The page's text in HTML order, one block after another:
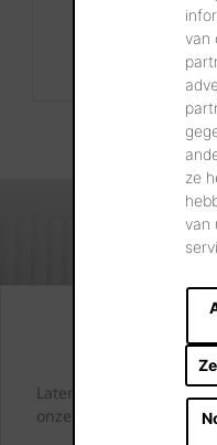
van
ze
van
Kijk.
Laten we samen
onze showrooms.